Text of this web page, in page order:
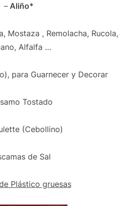
–Aliño*
Mostaza , Remolacha, Rucola,
Alfalfa …
para Guarnecer y Decorar
Tostado
(Cebollino)
de Sal
Plástico gruesas